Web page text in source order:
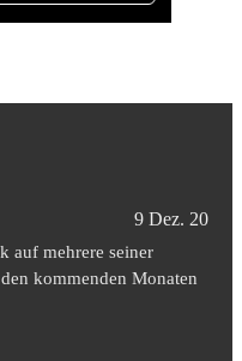
9 Dez. 20
auf mehrere seiner
kommenden Monaten